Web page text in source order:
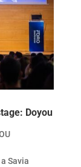
Doyou
Savia